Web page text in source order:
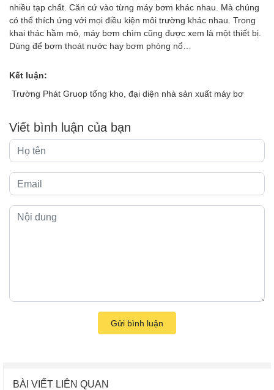
nhiều tạp chất. Căn cứ vào từng máy bơm khác nhau. Mà chúng
có thể thích ứng với mọi điều kiện môi trường khác nhau. Trong
khai thác hầm mỏ, máy bơm chìm cũng được xem là một thiết bị.
Dùng để bơm thoát nước hay bơm phòng nổ…
Kết luận:
Trường Phát Gruop tổng kho, đại diện nhà sản xuất máy bơ
Viết bình luận của bạn
Gửi bình luận
BÀI VIẾT LIÊN QUAN